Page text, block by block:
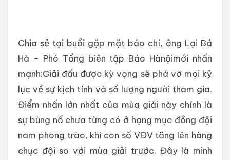
Chia sẻ tại buổi gặp mặt báo chí, ông Lại Bá
Hà – Phó Tổng biên tập Báo Hànộimới nhấn
mạnh:Giải đấu được kỳ vọng sẽ phá vỡ mọi kỷ
lục về sự kịch tính và số lượng người tham gia.
Điểm nhấn lớn nhất của mùa giải này chính là
sự bùng nổ chưa từng có ở hạng mục đồng đội
nam phong trào, khi con số VĐV tăng lên hàng
chục đội so với mùa giải trước. Đây là minh